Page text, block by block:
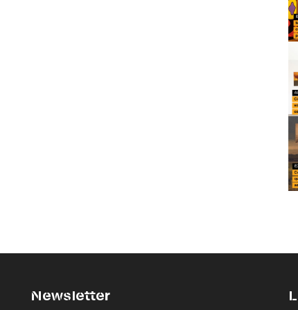
Newsletter